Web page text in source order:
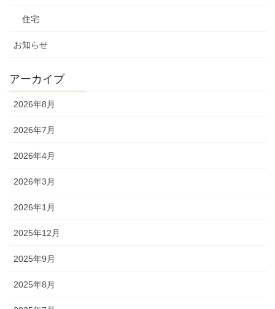
住宅
お知らせ
アーカイブ
2026年8月
2026年7月
2026年4月
2026年3月
2026年1月
2025年12月
2025年9月
2025年8月